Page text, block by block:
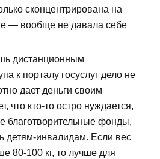
сконцентрирована на
— вообще не давала себе
дистанционным
к порталу госуслуг дело не
дает деньги своим
что кто-то остро нуждается,
благотворительные фонды,
детям-инвалидам. Если вес
80-100 кг, то лучше для